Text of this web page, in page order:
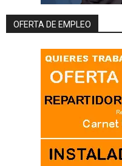
OFERTA DE EMPLEO